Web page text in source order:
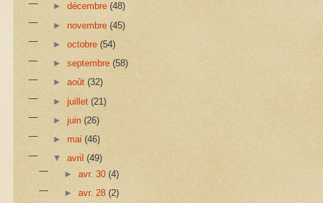
►décembre(48)
►novembre(45)
►octobre(54)
►septembre(58)
►août(32)
► juillet(21)
►juin(26)
►mai(46)
▼avril(49)
► avr. 30 (4)
► avr. 28 (2)